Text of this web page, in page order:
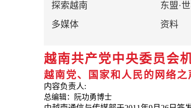
探索越南
东盟·
多媒体
资料
越南共产党中央委员会
越南党、国家和人民的网络之
内容负责人:
总编辑：阮功勇博士